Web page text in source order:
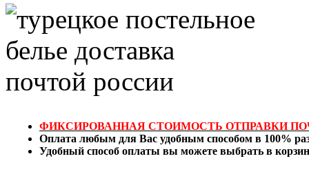
ФИКСИРОВАННАЯ СТОИМОСТЬ ОТПРАВКИ
Оплата любым для Вас удобным способом в 100%
Удобный способ оплаты вы можете выбрать в